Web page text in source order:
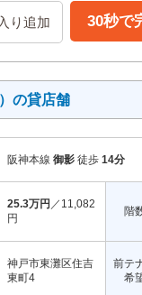
り追加 30秒で
の貸店舗
阪神本線 御影 徒歩 14分
25.3万円 ／11,082
円
階
神戸市東灘区住吉
東町4
前テ
希